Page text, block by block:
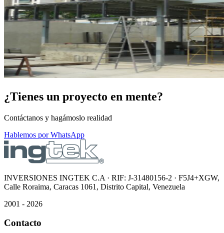
¿Tienes un proyecto en mente?
Contáctanos y hagámoslo realidad
Hablemos por WhatsApp
INVERSIONES INGTEK C.A · RIF: J-31480156-2 · F5J4+XGW,
Calle Roraima, Caracas 1061, Distrito Capital, Venezuela
2001 - 2026
Contacto